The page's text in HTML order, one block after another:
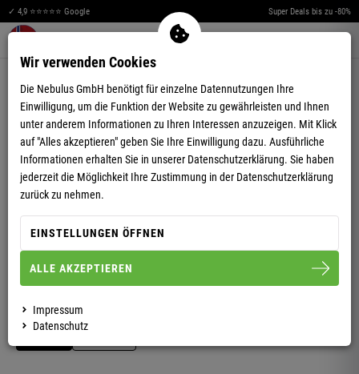
✓ 4,9 ⭐⭐⭐⭐⭐ Google Super Deals bis zu -80%
Warenkorb aufklappen
POLOSHIRT FORWARD DAMEN
Wir verwenden Cookies
Die Nebulus GmbH benötigt für einzelne Datennutzungen Ihre
Einwilligung, um die Funktion der Website zu gewährleisten und Ihnen
unter anderem Informationen zu Ihren Interessen anzuzeigen. Mit Klick
auf "Alles akzeptieren" geben Sie Ihre Einwilligung dazu. Ausführliche
Informationen erhalten Sie in unserer Datenschutzerklärung. Sie haben
jederzeit die Möglichkeit Ihre Zustimmung in der Datenschutzerklärung
zurück zu nehmen.
EINSTELLUNGEN ÖFFNEN
ALLE AKZEPTIEREN
Impressum
Datenschutz